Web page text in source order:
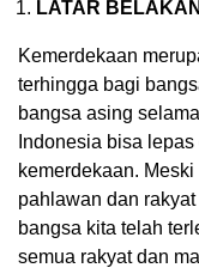
LATAR
Kemerdekaan
terhingga bagi
bangsa asing
Indonesia bisa
kemerdekaan.
pahlawan dan
bangsa kita telah
semua rakyat dan